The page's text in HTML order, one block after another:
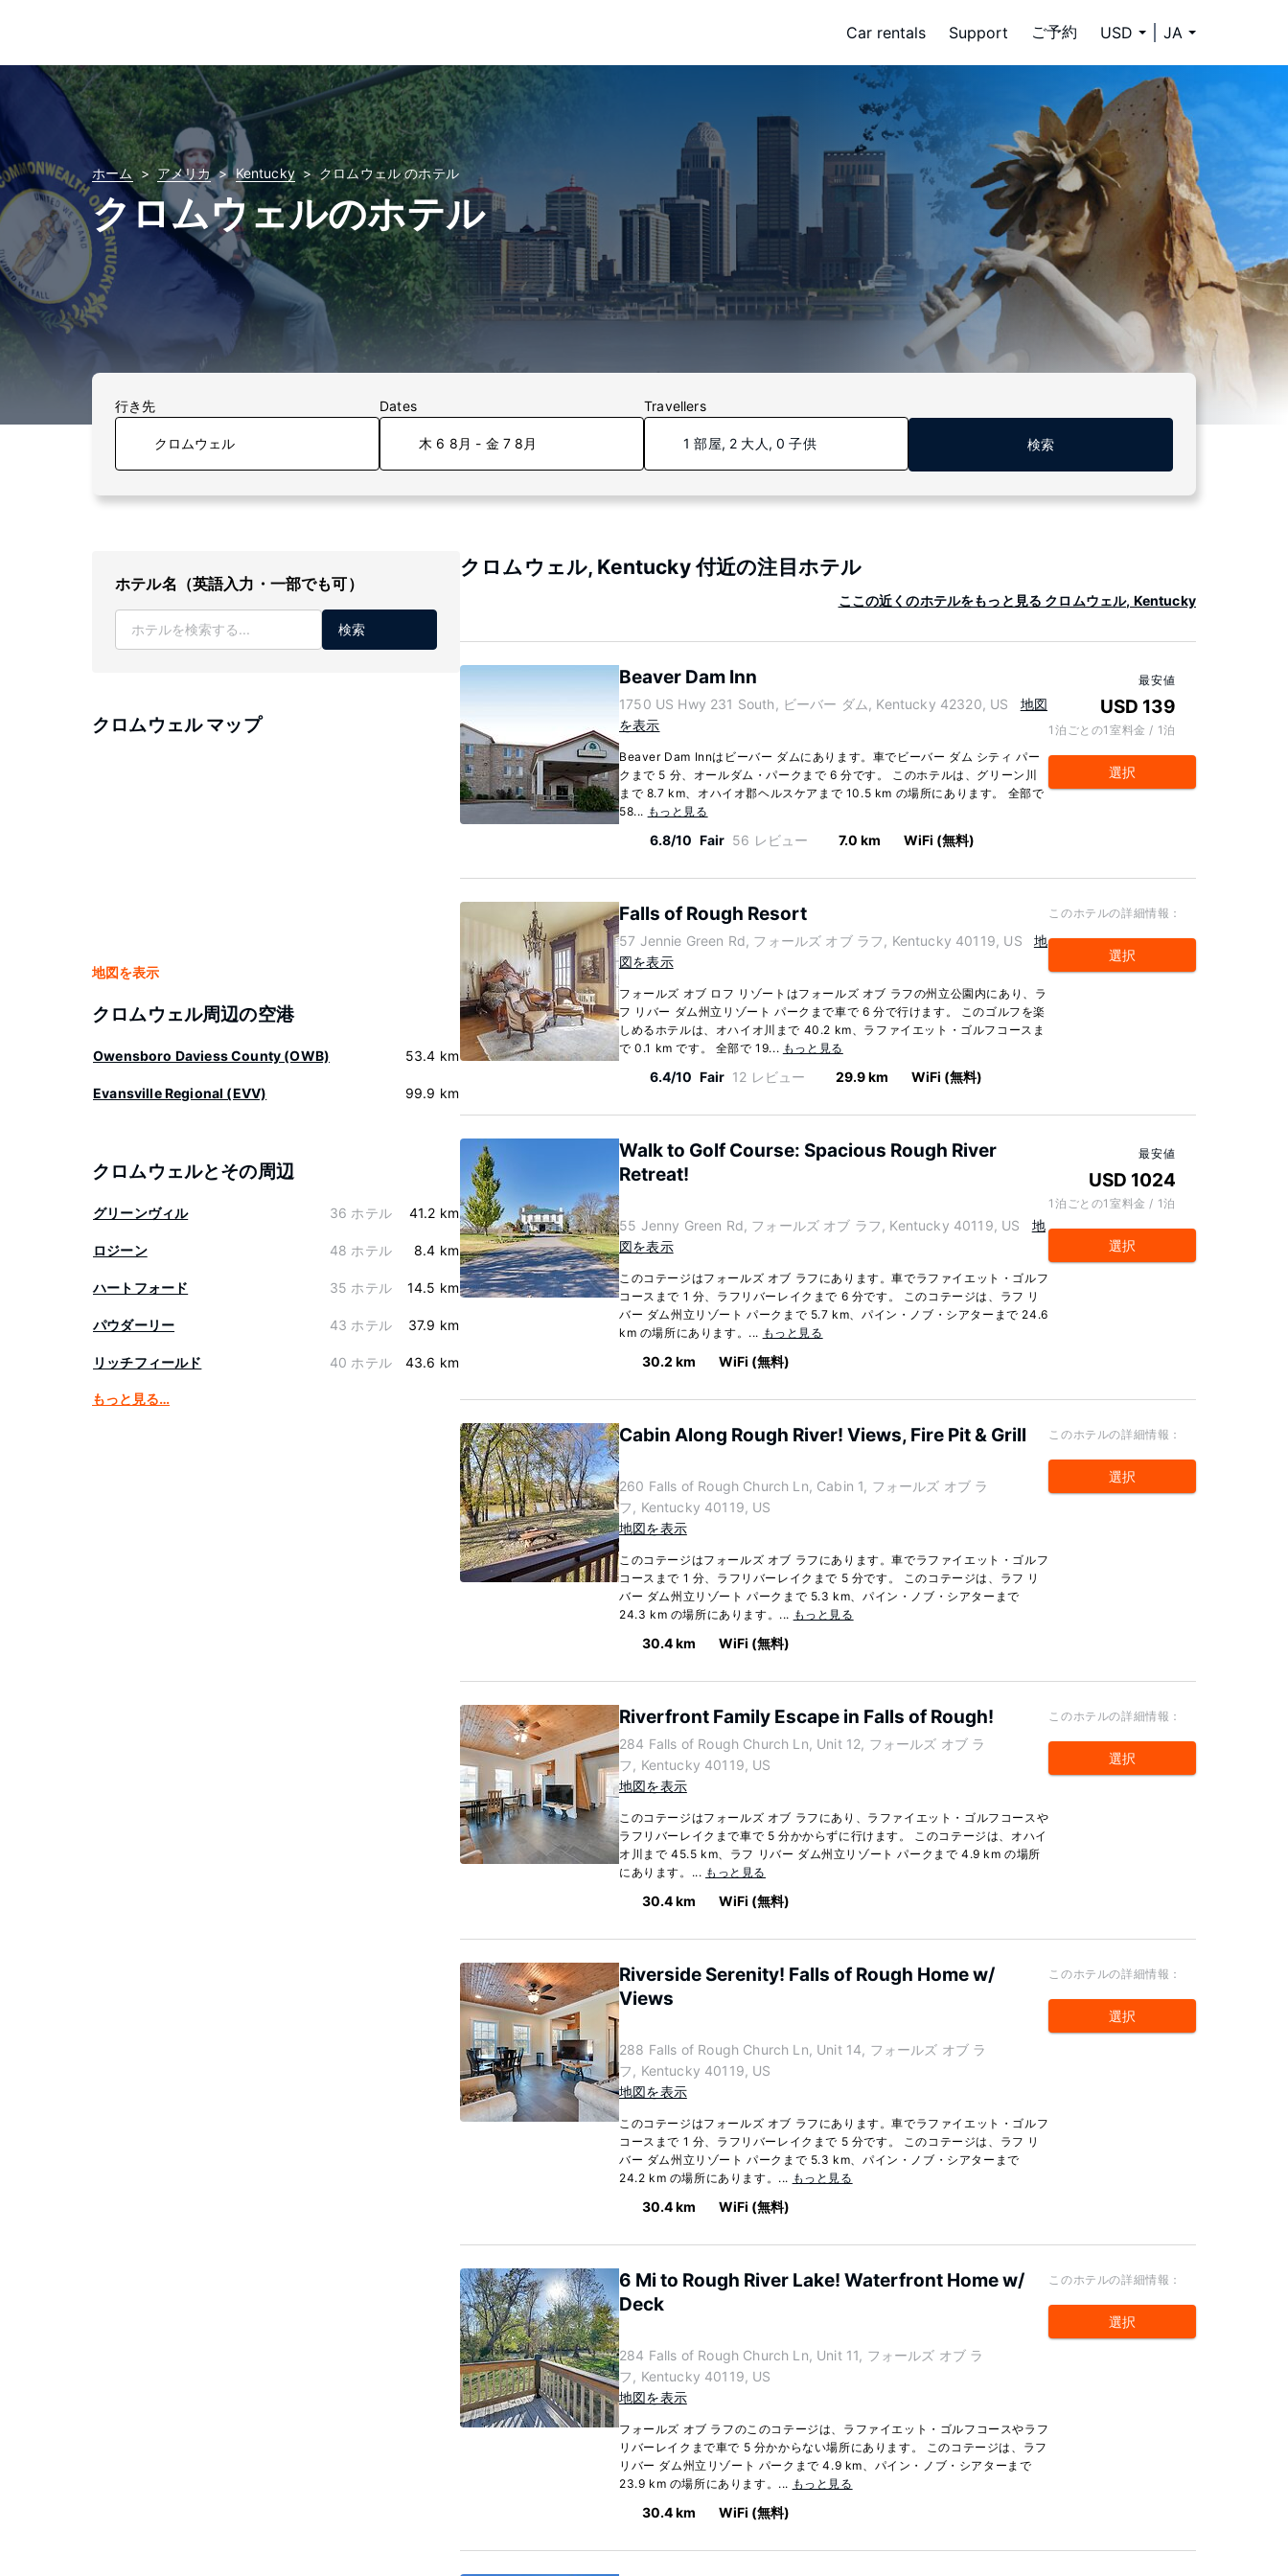
Car rentals Support ご予約 USD JA
ホーム アメリカ Kentucky クロムウェル のホテル
クロムウェルのホテル
行き先 Dates
木 6 8月 - 金 7 8月
Travellers
1 部屋, 2 大人, 0 子供 検索
ホテル名（英語入力・一部でも可）
検索
クロムウェル マップ
地図を表示
クロムウェル周辺の空港
Owensboro Daviess County (OWB) 53.4 km
Evansville Regional (EVV) 99.9 km
クロムウェルとその周辺
グリーンヴィル 36 ホテル 41.2 km
ロジーン 48 ホテル 8.4 km
ハートフォード 35 ホテル 14.5 km
パウダーリー 43 ホテル 37.9 km
リッチフィールド 40 ホテル 43.6 km
もっと見る…
クロムウェル, Kentucky 付近の注目ホテル
ここの近くのホテルをもっと見る クロムウェル, Kentucky
Beaver Dam Inn
1750 US Hwy 231 South, ビーバー ダム, Kentucky 42320, US
地図
を表示
Beaver Dam Innはビーバー ダムにあります。車でビーバー ダム シティ パー
クまで 5 分、オールダム・パークまで 6 分です。 このホテルは、グリーン川
まで 8.7 km、オハイオ郡ヘルスケアまで 10.5 km の場所にあります。 全部で
58... もっと見る
6.8/10 Fair 56 レビュー 7.0 km WiFi (無料)
最安値
USD 139
1泊ごとの1室料金 / 1泊
選択
Falls of Rough Resort
57 Jennie Green Rd, フォールズ オブ ラフ, Kentucky 40119, US
地
図を表示
フォールズ オブ ロフ リゾートはフォールズ オブ ラフの州立公園内にあり、ラ
フ リバー ダム州立リゾート パークまで車で 6 分で行けます。 このゴルフを楽
しめるホテルは、オハイオ川まで 40.2 km、ラファイエット・ゴルフコースま
で 0.1 km です。 全部で 19... もっと見る
6.4/10 Fair 12 レビュー 29.9 km WiFi (無料)
このホテルの詳細情報：
選択
Walk to Golf Course: Spacious Rough River
Retreat!
55 Jenny Green Rd, フォールズ オブ ラフ, Kentucky 40119, US
地
図を表示
このコテージはフォールズ オブ ラフにあります。車でラファイエット・ゴルフ
コースまで 1 分、ラフリバーレイクまで 6 分です。 このコテージは、ラフ リ
バー ダム州立リゾート パークまで 5.7 km、パイン・ノブ・シアターまで 24.6
km の場所にあります。... もっと見る
30.2 km WiFi (無料)
最安値
USD 1024
1泊ごとの1室料金 / 1泊
選択
Cabin Along Rough River! Views, Fire Pit & Grill
260 Falls of Rough Church Ln, Cabin 1, フォールズ オブ ラ
フ, Kentucky 40119, US
地図を表示
このコテージはフォールズ オブ ラフにあります。車でラファイエット・ゴルフ
コースまで 1 分、ラフリバーレイクまで 5 分です。 このコテージは、ラフ リ
バー ダム州立リゾート パークまで 5.3 km、パイン・ノブ・シアターまで
24.3 km の場所にあります。... もっと見る
30.4 km WiFi (無料)
このホテルの詳細情報：
選択
Riverfront Family Escape in Falls of Rough!
284 Falls of Rough Church Ln, Unit 12, フォールズ オブ ラ
フ, Kentucky 40119, US
地図を表示
このコテージはフォールズ オブ ラフにあり、ラファイエット・ゴルフコースや
ラフリバーレイクまで車で 5 分かからずに行けます。 このコテージは、オハイ
オ川まで 45.5 km、ラフ リバー ダム州立リゾート パークまで 4.9 km の場所
にあります。... もっと見る
30.4 km WiFi (無料)
このホテルの詳細情報：
選択
Riverside Serenity! Falls of Rough Home w/
Views
288 Falls of Rough Church Ln, Unit 14, フォールズ オブ ラ
フ, Kentucky 40119, US
地図を表示
このコテージはフォールズ オブ ラフにあります。車でラファイエット・ゴルフ
コースまで 1 分、ラフリバーレイクまで 5 分です。 このコテージは、ラフ リ
バー ダム州立リゾート パークまで 5.3 km、パイン・ノブ・シアターまで
24.2 km の場所にあります。... もっと見る
30.4 km WiFi (無料)
このホテルの詳細情報：
選択
6 Mi to Rough River Lake! Waterfront Home w/
Deck
284 Falls of Rough Church Ln, Unit 11, フォールズ オブ ラ
フ, Kentucky 40119, US
地図を表示
フォールズ オブ ラフのこのコテージは、ラファイエット・ゴルフコースやラフ
リバーレイクまで車で 5 分かからない場所にあります。 このコテージは、ラフ
リバー ダム州立リゾート パークまで 4.9 km、パイン・ノブ・シアターまで
23.9 km の場所にあります。... もっと見る
30.4 km WiFi (無料)
このホテルの詳細情報：
選択